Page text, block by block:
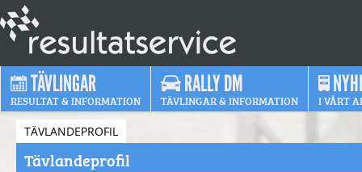
TÄVLINGAR
RESULTAT & INFORMATION
RALLY DM
TÄVLINGAR & INFORMATION I VÅRT
TÄVLANDEPROFIL
Tävlandeprofil